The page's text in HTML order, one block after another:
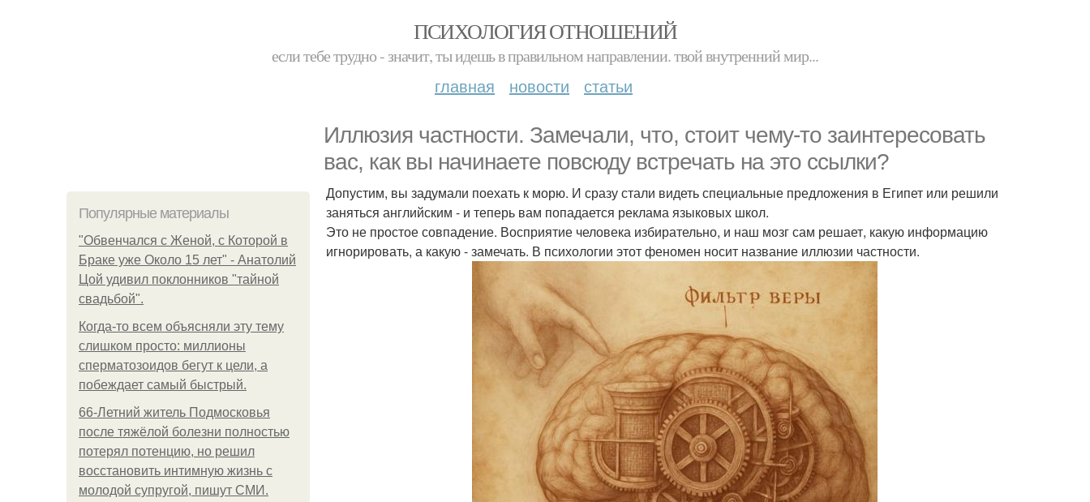
ПСИХОЛОГИЯ ОТНОШЕНИЙ
если тебе трудно - значит, ты идешь в правильном направлении. твой внутренний мир...
главная новости статьи
Иллюзия частности. Замечали, что, стоит чему-то заинтересовать
вас, как вы начинаете повсюду встречать на это ссылки?
Популярные материалы
"Обвенчался с Женой, с Которой в
Браке уже Около 15 лет" - Анатолий
Цой удивил поклонников "тайной
свадьбой".
Когда-то всем объясняли эту тему
слишком просто: миллионы
сперматозоидов бегут к цели, а
побеждает самый быстрый.
66-Летний житель Подмосковья
после тяжёлой болезни полностью
потерял потенцию, но решил
восстановить интимную жизнь с
молодой супругой, пишут СМИ.
Допустим, вы задумали поехать к морю. И сразу стали видеть специальные предложения в Египет или решили
заняться английским - и теперь вам попадается реклама языковых школ.
Это не простое совпадение. Восприятие человека избирательно, и наш мозг сам решает, какую информацию
игнорировать, а какую - замечать. В психологии этот феномен носит название иллюзии частности.